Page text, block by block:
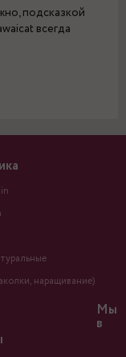
подсказкой
всегда
наращивание)
Мы
в